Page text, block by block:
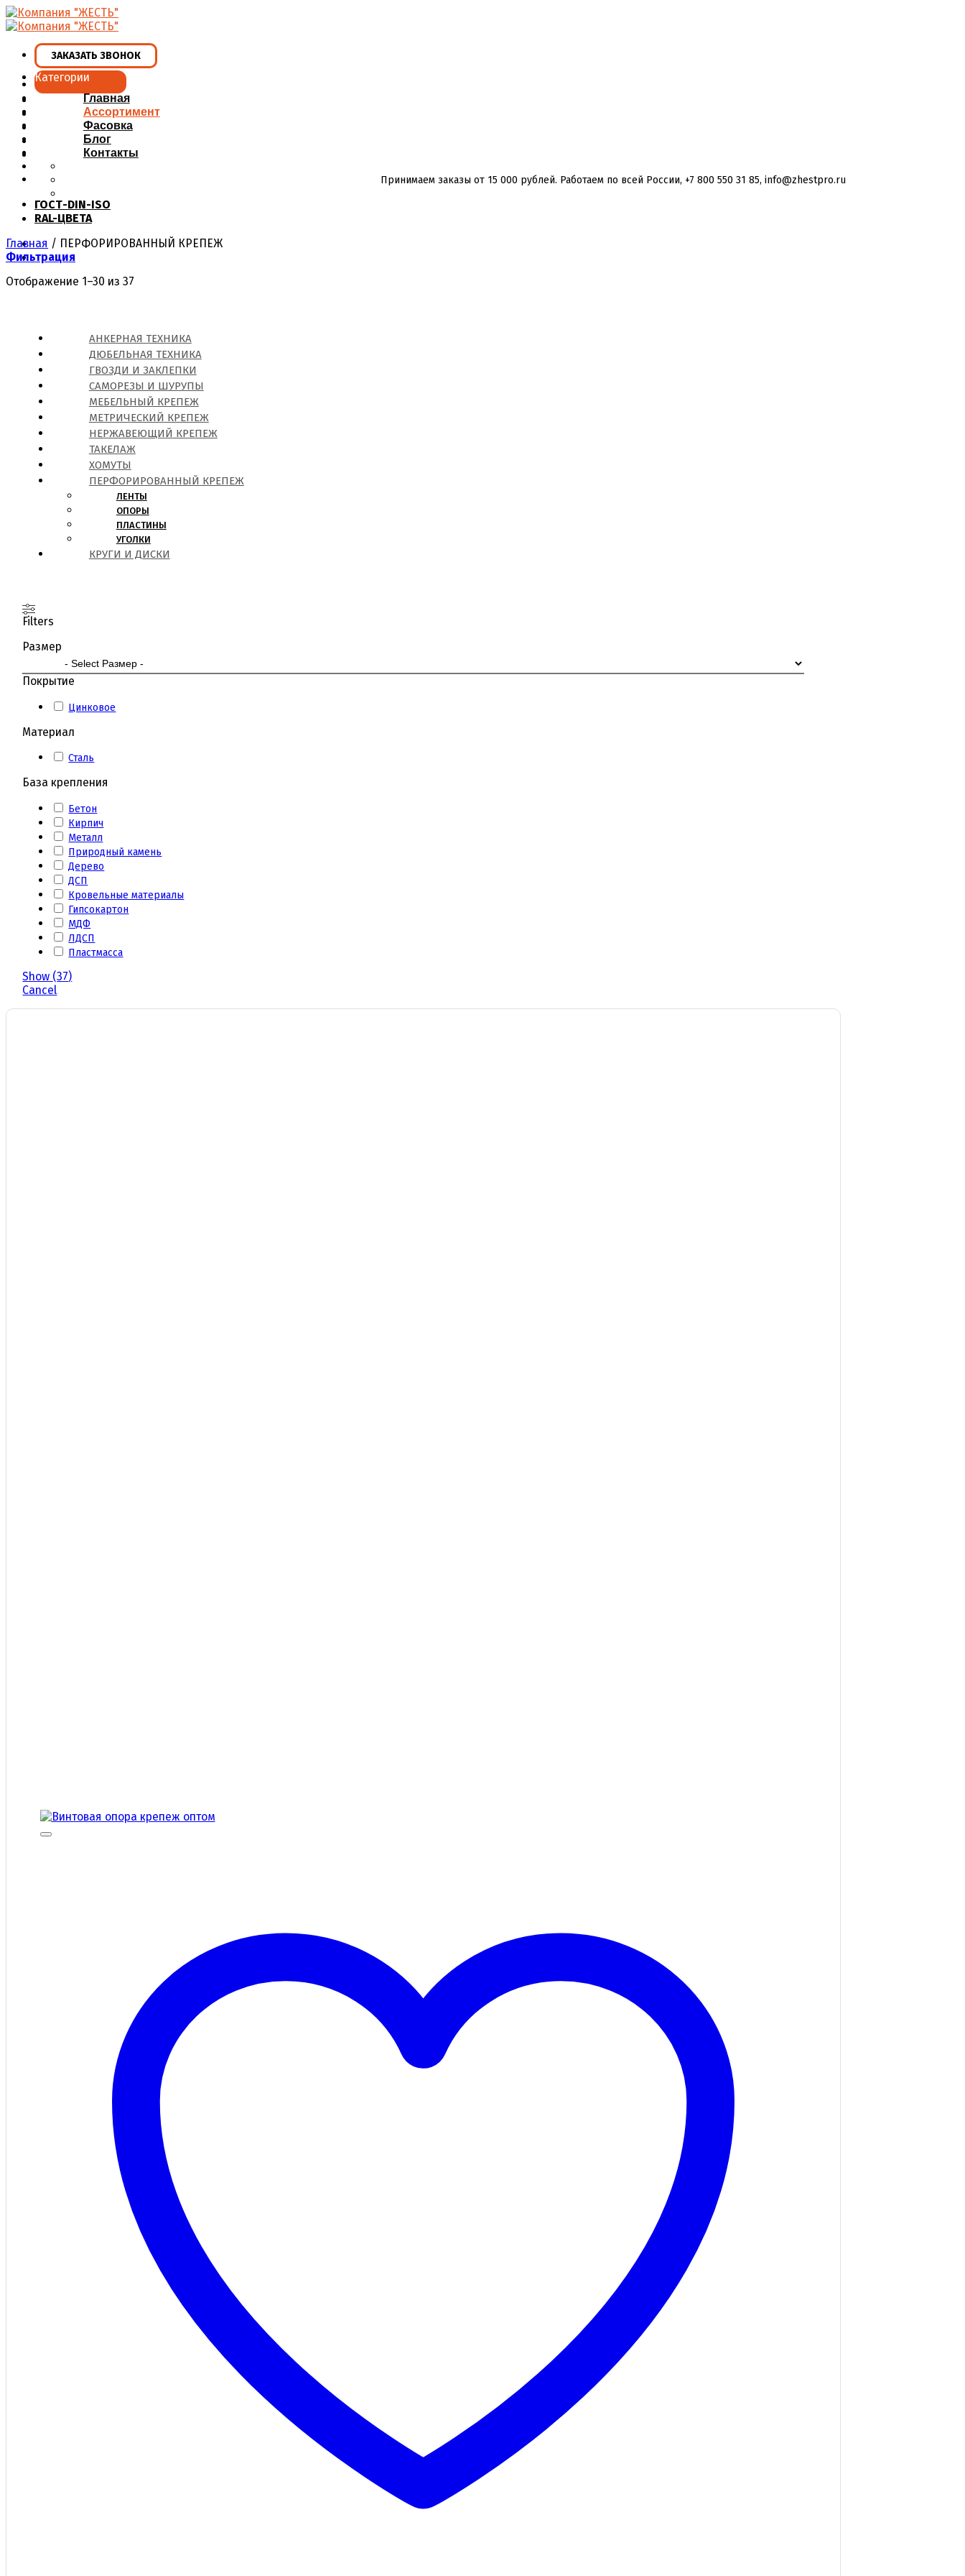
Skip
to
ЗАКАЗАТЬ ЗВОНОК
Главная
Ассортимент
Фасовка
Блог
Контакты
Категории
Принимаем заказы от 15 000 рублей. Работаем по всей России, +7 800 550 31 85, info@zhestpro.ru
ГОСТ-DIN-ISO
RAL-ЦВЕТА
Главная / ПЕРФОРИРОВАННЫЙ КРЕПЕЖ
Фильтрация
Отображение 1–30 из 37
АНКЕРНАЯ ТЕХНИКА
ДЮБЕЛЬНАЯ ТЕХНИКА
ГВОЗДИ И ЗАКЛЕПКИ
САМОРЕЗЫ И ШУРУПЫ
МЕБЕЛЬНЫЙ КРЕПЕЖ
МЕТРИЧЕСКИЙ КРЕПЕЖ
НЕРЖАВЕЮЩИЙ КРЕПЕЖ
ТАКЕЛАЖ
ХОМУТЫ
ПЕРФОРИРОВАННЫЙ КРЕПЕЖ
ЛЕНТЫ
ОПОРЫ
ПЛАСТИНЫ
УГОЛКИ
КРУГИ И ДИСКИ
Filters
Размер
Покрытие
Цинковое
Материал
Сталь
База крепления
Бетон
Кирпич
Металл
Природный камень
Дерево
ДСП
Кровельные материалы
Гипсокартон
МДФ
ЛДСП
Пластмасса
Show (37)
Cancel